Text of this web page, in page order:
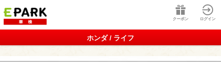
クーポン ログイン
ホンダ / ライフ